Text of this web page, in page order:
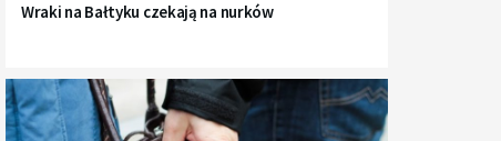
Wraki na Bałtyku czekają na nurków